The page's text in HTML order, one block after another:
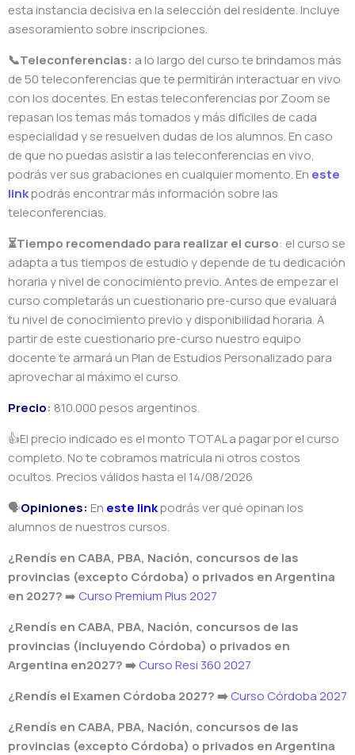
esta instancia decisiva en la selección del residente. Incluye
asesoramiento sobre inscripciones.
📞Teleconferencias: a lo largo del curso te brindamos más
de 50 teleconferencias que te permitirán interactuar en vivo
con los docentes. En estas teleconferencias por Zoom se
repasan los temas más tomados y más difíciles de cada
especialidad y se resuelven dudas de los alumnos. En caso
de que no puedas asistir a las teleconferencias en vivo,
podrás ver sus grabaciones en cualquier momento. En este
linkpodrás encontrar más información sobre las
teleconferencias.
⏳Tiempo recomendado para realizar el curso: el curso se
adapta a tus tiempos de estudio y depende de tu dedicación
horaria y nivel de conocimiento previo. Antes de empezar el
curso completarás un cuestionario pre-curso que evaluará
tu nivel de conocimiento previo y disponibilidad horaria. A
partir de este cuestionario pre-curso nuestro equipo
docente te armará un Plan de Estudios Personalizado para
aprovechar al máximo el curso.
Precio: 810.000 pesos argentinos.
👍El precio indicado es el monto TOTAL a pagar por el curso
completo. No te cobramos matrícula ni otros costos
ocultos. Precios válidos hasta el 14/08/2026
🗣️Opiniones: En este linkpodrás ver qué opinan los
alumnos de nuestros cursos.
¿Rendís en CABA, PBA, Nación, concursos de las
provincias (excepto Córdoba) o privados en Argentina
en 2027?➡️ Curso Premium Plus 2027
¿Rendís en CABA, PBA, Nación, concursos de las
provincias (incluyendo Córdoba) o privados en
Argentina en2027? ➡️Curso Resi 360 2027
¿Rendís el Examen Córdoba 2027? ➡️Curso Córdoba 2027
¿Rendís en CABA, PBA, Nación, concursos de las
provincias (excepto Córdoba) o privados en Argentina